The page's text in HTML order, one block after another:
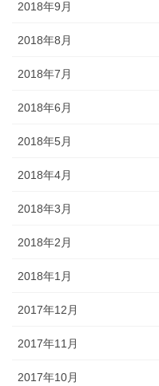
2018年9月
2018年8月
2018年7月
2018年6月
2018年5月
2018年4月
2018年3月
2018年2月
2018年1月
2017年12月
2017年11月
2017年10月